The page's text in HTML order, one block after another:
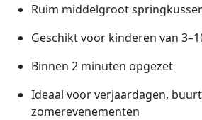
Ruim middelgroot
Geschikt voor kinderen van
Binnen 2 minuten opgezet
Ideaal voor verjaardagen,
zomerevenementen